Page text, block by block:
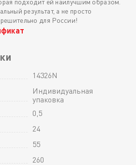
подходит ей наилучшим образом.
результат, а не просто
для России!
14326N
Индивидуальная
упаковка
0,5
24
55
260